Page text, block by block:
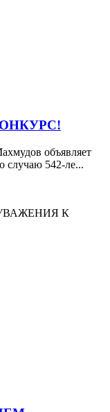
объявляет
542-ле...